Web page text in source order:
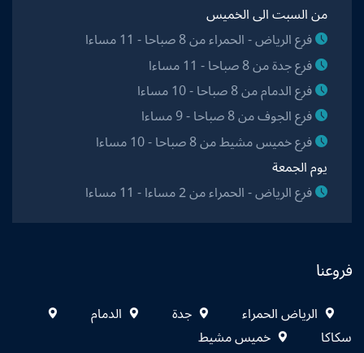
من السبت الى الخميس
فرع الرياض - الحمراء من 8 صباحا - 11 مساءا
فرع جدة من 8 صباحا - 11 مساءا
فرع الدمام من 8 صباحا - 10 مساءا
فرع الجوف من 8 صباحا - 9 مساءا
فرع خميس مشيط من 8 صباحا - 10 مساءا
يوم الجمعة
فرع الرياض - الحمراء من 2 مساءا - 11 مساءا
فروعنا
الرياض الحمراء جدة
الدمام
سكاكا
خميس مشيط